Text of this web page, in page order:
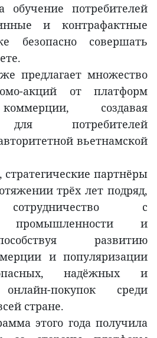
обучение потребителей
и контрафактные
безопасно совершать
предлагает множество
акций от платформ
создавая
для потребителей
вьетнамской
партнёры
трёх лет подряд,
с
промышленности и
развитию
и популяризации
надёжных и
покупок среди
стране.
этого года получила